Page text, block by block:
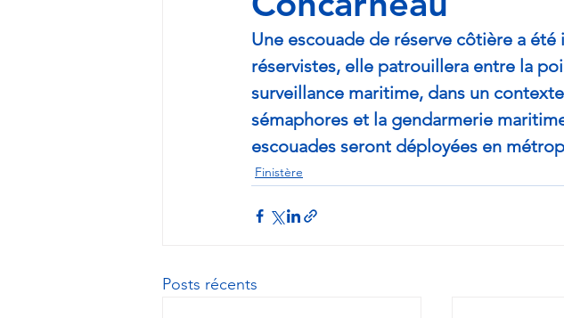
Une escouade de réserve côtière a
réservistes, elle patrouillera entre la
surveillance maritime, dans un
sémaphores et la gendarmerie
escouades seront déployées en
Finistère
Posts récents